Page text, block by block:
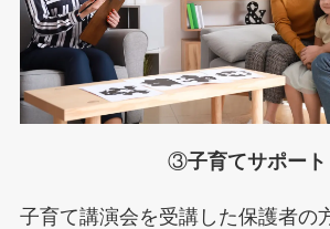
③子育てサポート
子育て講演会を受講した保護者の